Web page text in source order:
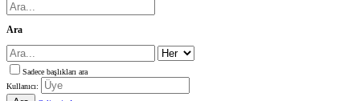
Ara
Sadece başlıkları ara
Kullanıcı: